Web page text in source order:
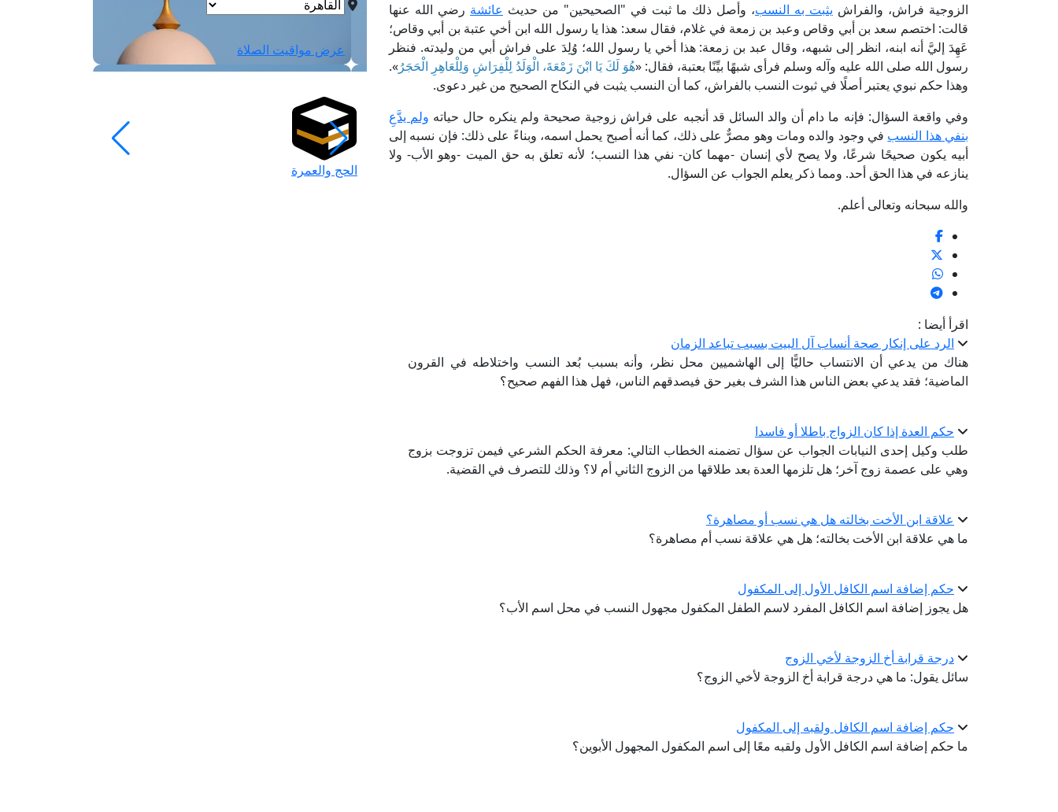
الزوجية فراش، والفراش يثبت به النسب، وأصل ذلك ما ثبت في "الصحيحين" من حديث عائشة رضي الله عنها
قالت: اختصم سعد بن أبي وقاص وعبد بن زمعة في غلام، فقال سعد: هذا يا رسول الله ابن أخي عتبة بن أبي وقاص؛
عَهِدَ إليَّ أنه ابنه، انظر إلى شبهه، وقال عبد بن زمعة: هذا أخي يا رسول الله؛ وُلِدَ على فراش أبي من وليدته. فنظر
رسول الله صلى الله عليه وآله وسلم فرأى شبهًا بيِّنًا بعتبة، فقال: «هُوَ لَكَ يَا ابْنَ زَمْعَةَ، الْوَلَدُ لِلْفِرَاشِ وَلِلْعَاهِرِ الْحَجَرُ».
وهذا حكم نبوي يعتبر أصلًا في ثبوت النسب بالفراش، كما أن النسب يثبت في النكاح الصحيح من غير دعوى.
وفي واقعة السؤال: فإنه ما دام أن والد السائل قد أنجبه على فراش زوجية صحيحة ولم ينكره حال حياته ولم يدَّعِ
بنفي هذا النسب في وجود والده ومات وهو مصرٌّ على ذلك، كما أنه أصبح يحمل اسمه، وبناءً على ذلك: فإن نسبه إلى
أبيه يكون صحيحًا شرعًا، ولا يصح لأي إنسان -مهما كان- نفي هذا النسب؛ لأنه تعلق به حق الميت -وهو الأب- ولا
ينازعه في هذا الحق أحد. ومما ذكر يعلم الجواب عن السؤال.
والله سبحانه وتعالى أعلم.
اقرأ أيضا :
الرد على إنكار صحة أنساب آل البيت بسبب تباعد الزمان
هناك من يدعي أن الانتساب حاليًّا إلى الهاشميين محل نظر، وأنه بسبب بُعد النسب واختلاطه في القرون
الماضية؛ فقد يدعي بعض الناس هذا الشرف بغير حق فيصدقهم الناس، فهل هذا الفهم صحيح؟
حكم العدة إذا كان الزواج باطلا أو فاسدا
طلب وكيل إحدى النيابات الجواب عن سؤال تضمنه الخطاب التالي: معرفة الحكم الشرعي فيمن تزوجت بزوج
وهي على عصمة زوج آخر؛ هل تلزمها العدة بعد طلاقها من الزوج الثاني أم لا؟ وذلك للتصرف في القضية.
علاقة ابن الأخت بخالته هل هي نسب أو مصاهرة؟
ما هي علاقة ابن الأخت بخالته؛ هل هي علاقة نسب أم مصاهرة؟
حكم إضافة اسم الكافل الأول إلى المكفول
هل يجوز إضافة اسم الكافل المفرد لاسم الطفل المكفول مجهول النسب في محل اسم الأب؟
درجة قرابة أخ الزوجة لأخي الزوج
سائل يقول: ما هي درجة قرابة أخ الزوجة لأخي الزوج؟
حكم إضافة اسم الكافل ولقبه إلى المكفول
ما حكم إضافة اسم الكافل الأول ولقبه معًا إلى اسم المكفول المجهول الأبوين؟
عرض مواقيت الصلاة
الحج والعمرة